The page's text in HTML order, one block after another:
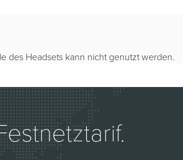
des Headsets kann nicht genutzt werden.